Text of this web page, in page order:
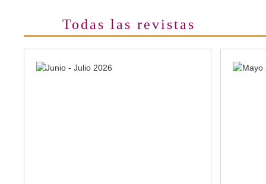
Todas las revistas